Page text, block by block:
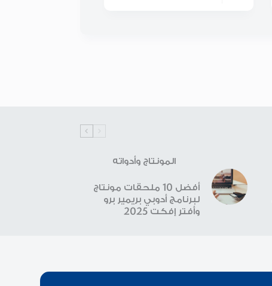
المونتاج وأدواته
أفضل 10 ملحقات مونتاج
لبرنامج أدوبي بريمير برو
وأفتر إفكت 2025